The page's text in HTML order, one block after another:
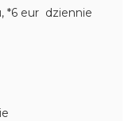
*6 eur dziennie